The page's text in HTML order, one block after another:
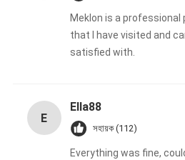
Meklon is a
that I have visited and
satisfied with.
E
Ella88
সহায়ক (112)
Everything was fine,